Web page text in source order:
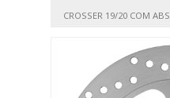
CROSSER 19/20 COM ABS